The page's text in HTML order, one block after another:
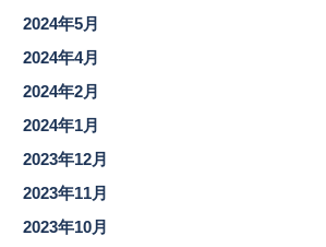
2024年5月
2024年4月
2024年2月
2024年1月
2023年12月
2023年11月
2023年10月